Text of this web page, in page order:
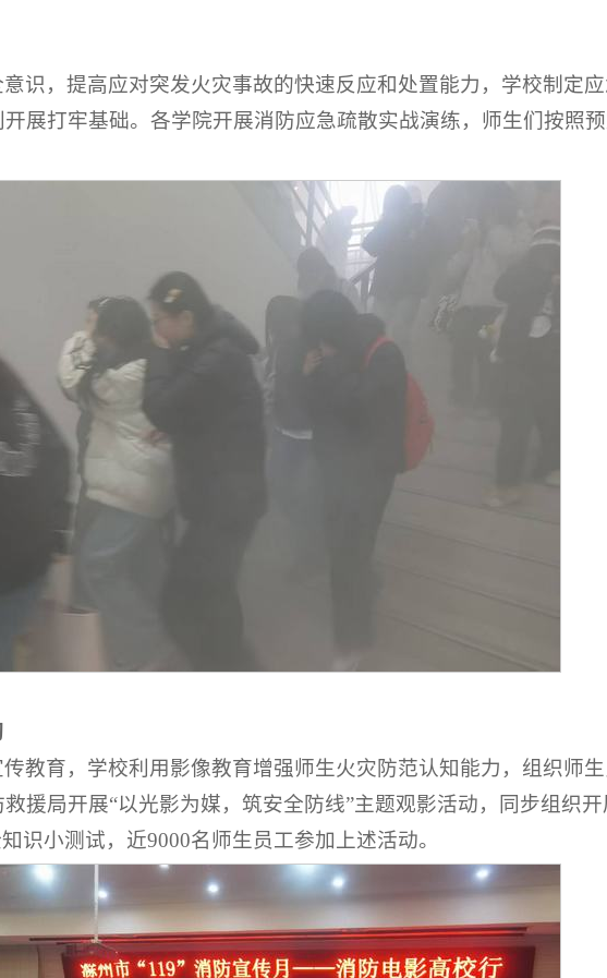
识，提高应对突发火灾事故的快速反应和处置能力，学校制定
展打牢基础。各学院开展消防应急疏散实战演练，师生们按照
教育，学校利用影像教育增强师生火灾防范认知能力，组织师
援局开展“以光影为媒，筑安全防线”主题观影活动，同步组织开
识小测试，近9000名师生员工参加上述活动。